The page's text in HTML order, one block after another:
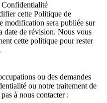
cette Politique de
modification sera publiée sur
date de révision. Nous vous
cette politique pour rester
ou des demandes
ou notre traitement de
à nous contacter :